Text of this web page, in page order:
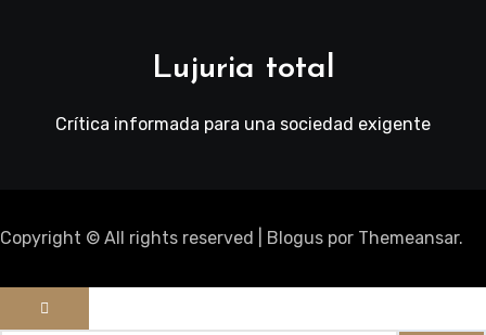
Lujuria total
Crítica informada para una sociedad exigente
Copyright © All rights reserved Blogus por Themeansar.